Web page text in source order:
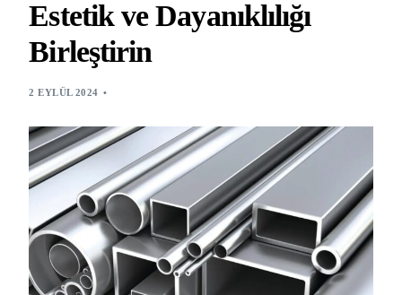
Estetik ve Dayanıklılığı
Birleştirin
2 EYLÜL 2024